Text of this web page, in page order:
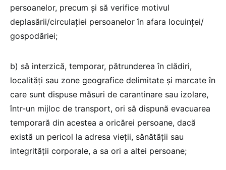
persoanelor, precum și să verifice motivul
deplasării/circulației persoanelor în afara locuinței/
gospodăriei;
b) să interzică, temporar, pătrunderea în clădiri,
localități sau zone geografice delimitate și marcate în
care sunt dispuse măsuri de carantinare sau izolare,
într-un mijloc de transport, ori să dispună evacuarea
temporară din acestea a oricărei persoane, dacă
există un pericol la adresa vieții, sănătății sau
integrității corporale, a sa ori a altei persoane;